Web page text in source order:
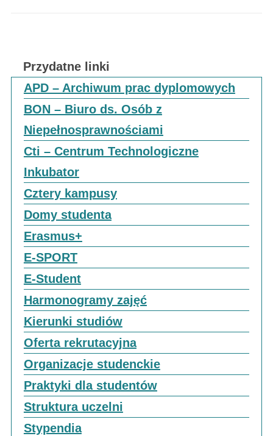
Przydatne linki
APD – Archiwum prac dyplomowych
BON – Biuro ds. Osób z
Niepełnosprawnościami
Cti – Centrum Technologiczne
Inkubator
Cztery kampusy
Domy studenta
Erasmus+
E-SPORT
E-Student
Harmonogramy zajęć
Kierunki studiów
Oferta rekrutacyjna
Organizacje studenckie
Praktyki dla studentów
Struktura uczelni
Stypendia